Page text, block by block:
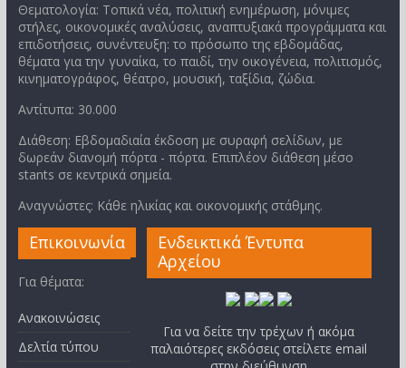
Θεματολογία: Τοπικά νέα, πολιτική ενημέρωση, μόνιμες
στήλες, οικονομικές αναλύσεις, αναπτυξιακά προγράμματα και
επιδοτήσεις, συνέντευξη: το πρόσωπο της εβδομάδας,
θέματα για την γυναίκα, το παιδί, την οικογένεια, πολιτισμός,
κινηματογράφος, θέατρο, μουσική, ταξίδια, ζώδια.
Αντίτυπα: 30.000
Διάθεση: Εβδομαδιαία έκδοση με συραφή σελίδων, με
δωρεάν διανομή πόρτα - πόρτα. Επιπλέον διάθεση μέσο
stants σε κεντρικά σημεία.
Αναγνώστες: Κάθε ηλικίας και οικονομικής στάθμης.
Επικοινωνία
Για θέματα:
Ανακοινώσεις
Δελτία τύπου
Ενδεικτικά Έντυπα
Αρχείου
Για να δείτε την τρέχων ή ακόμα
παλαιότερες εκδόσεις στείλετε email